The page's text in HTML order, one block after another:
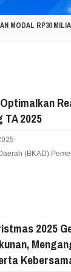
MODAL RP30
ASRI,
PERCEPATAN
KE-42, AJARKAN
PENDIDIKAN
SOPUTAN,
RANOMUUT
TA 2025
(BKAD)
2025